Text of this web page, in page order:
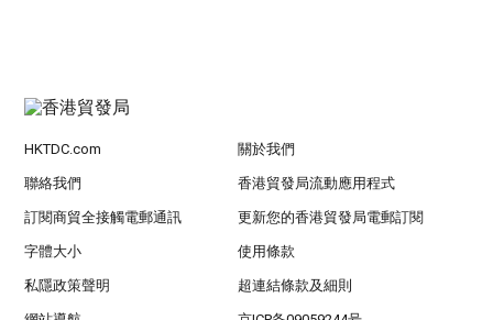
HKTDC.com 關於我們
聯絡我們 香港貿發局流動應用程式
訂閱商貿全接觸電郵通訊 更新您的香港貿發局電郵訂閱
字體大小 使用條款
私隱政策聲明 超連結條款及細則